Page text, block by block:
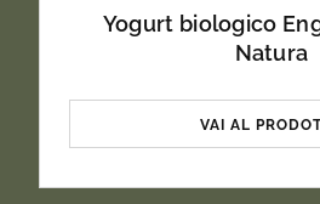
Yogurt biologico
Natura
VAI AL